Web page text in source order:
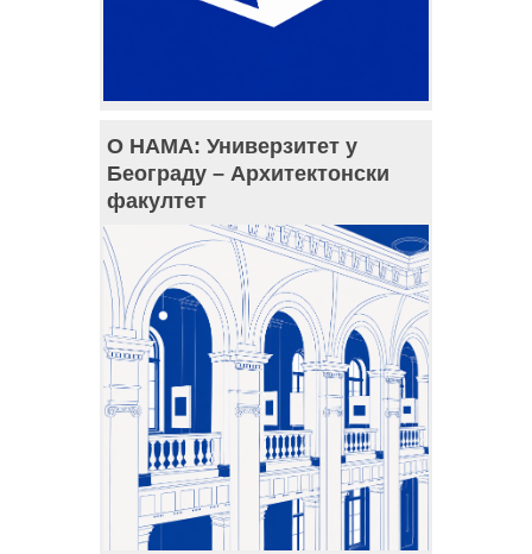
О НАМА: Универзитет у
Београду – Архитектонски
факултет